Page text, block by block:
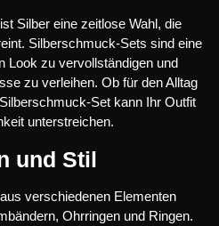
Silber eine zeitlose Wahl, die
Silberschmuck-Sets sind eine
Look zu vervollständigen und
zu verleihen. Ob für den Alltag
Set kann Ihr Outfit
unterstreichen.
und Stil
verschiedenen Elementen
Ohrringen und Ringen.